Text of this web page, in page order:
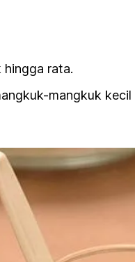
hingga rata.
mangkuk